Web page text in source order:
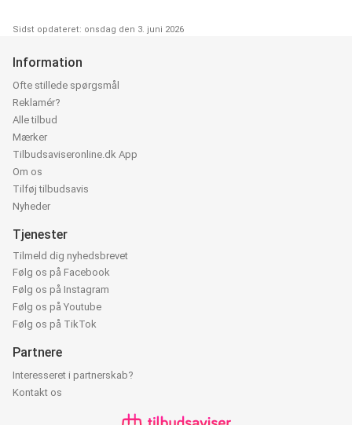
Sidst opdateret: onsdag den 3. juni 2026
Information
Ofte stillede spørgsmål
Reklamér?
Alle tilbud
Mærker
Tilbudsaviseronline.dk App
Om os
Tilføj tilbudsavis
Nyheder
Tjenester
Tilmeld dig nyhedsbrevet
Følg os på Facebook
Følg os på Instagram
Følg os på Youtube
Følg os på TikTok
Partnere
Interesseret i partnerskab?
Kontakt os